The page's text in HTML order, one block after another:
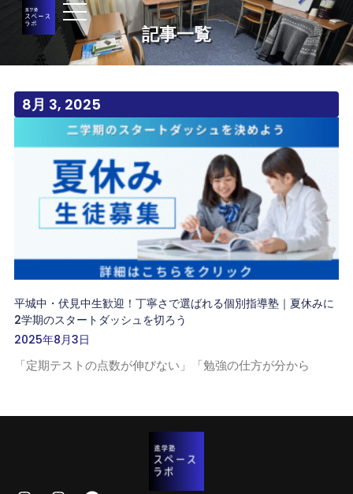
記事一覧
8月 3, 2025
平城中・伏見中生歓迎！丁寧さで選ばれる個別指導塾｜夏休みに
2学期のスタートダッシュを切ろう
2025年8月3日
「定期テストの点数が伸びない」「勉強の仕方が分から